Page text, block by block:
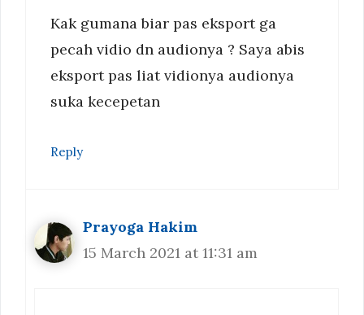
Kak gumana biar pas eksport ga
pecah vidio dn audionya ? Saya abis
eksport pas liat vidionya audionya
suka kecepetan
Reply
Prayoga Hakim
15 March 2021 at 11:31 am